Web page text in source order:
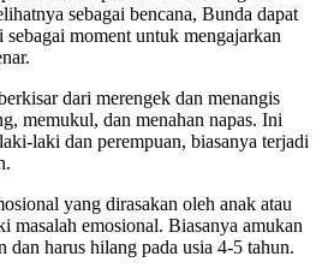
sebagai bencana, Bunda dapat
moment untuk mengajarkan
dari merengek dan menangis
memukul, dan menahan napas. Ini
laki dan perempuan, biasanya terjadi
yang dirasakan oleh anak atau
masalah emosional. Biasanya amukan
dan harus hilang pada usia 4-5 tahun.